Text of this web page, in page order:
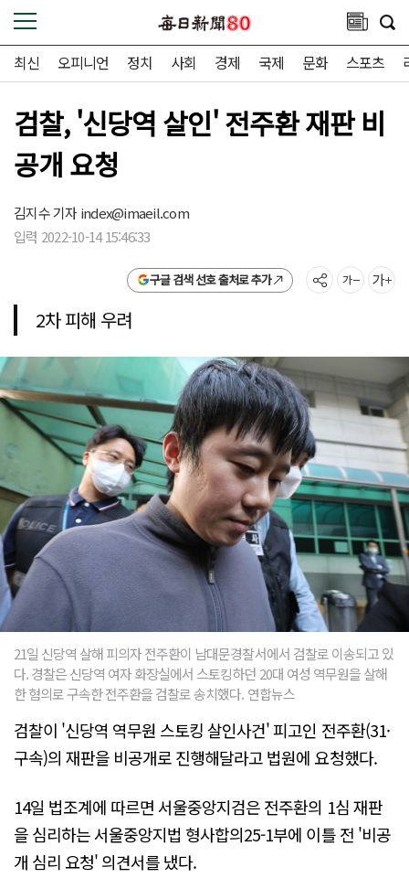
최신 오피니언 정치 사회 경제 국제 문화 스포츠
검찰, '신당역 살인' 전주환 재판 비
공개 요청
김지수 기자index@imaeil.com
입력 2022-10-14 15:46:33
구글 검색 선호 출처로 추가
2차 피해 우려
21일 신당역 살해 피의자 전주환이 남대문경찰서에서 검찰로 이송되고 있
다. 경찰은 신당역 여자 화장실에서 스토킹하던 20대 여성 역무원을 살해
한 혐의로 구속한 전주환을 검찰로 송치했다. 연합뉴스
검찰이 '신당역 역무원 스토킹 살인사건' 피고인 전주환(31·
구속)의 재판을 비공개로 진행해달라고 법원에 요청했다.
14일 법조계에 따르면 서울중앙지검은 전주환의 1심 재판
을 심리하는 서울중앙지법 형사합의25-1부에 이틀 전 '비공
개 심리 요청' 의견서를 냈다.